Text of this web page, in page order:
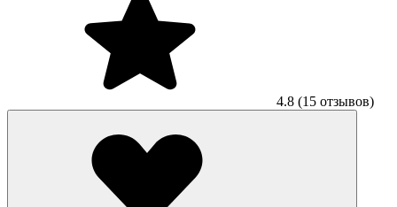
4.8 (15 отзывов)